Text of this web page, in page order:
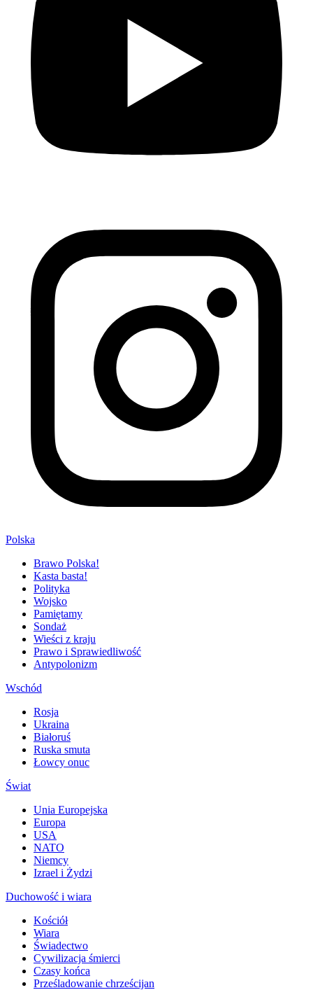
Polska
Brawo Polska!
Kasta basta!
Polityka
Wojsko
Pamiętamy
Sondaż
Wieści z kraju
Prawo i Sprawiedliwość
Antypolonizm
Wschód
Rosja
Ukraina
Białoruś
Ruska smuta
Łowcy onuc
Świat
Unia Europejska
Europa
USA
NATO
Niemcy
Izrael i Żydzi
Duchowość i wiara
Kościół
Wiara
Świadectwo
Cywilizacja śmierci
Czasy końca
Prześladowanie chrześcijan